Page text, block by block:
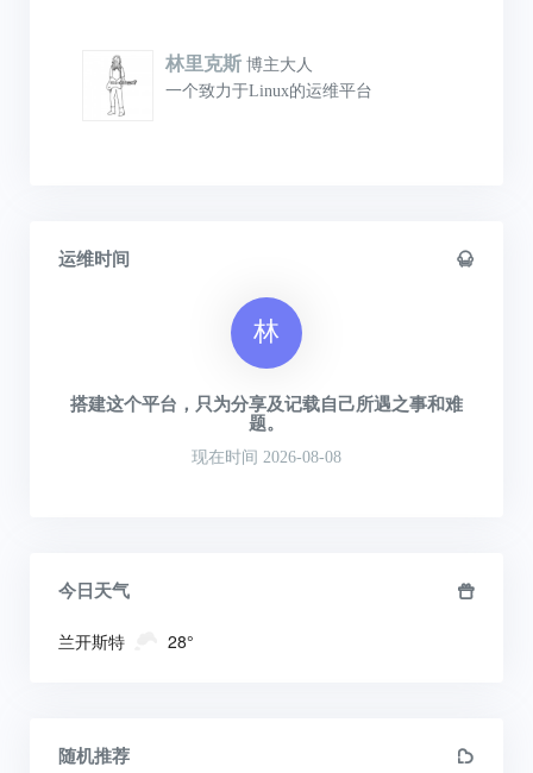
林里克斯 博主大人
一个致力于Linux的运维平台
运维时间
林
搭建这个平台，只为分享及记载自己所遇之事和难
题。
现在时间 2026-08-08
今日天气
兰开斯特 28°
随机推荐